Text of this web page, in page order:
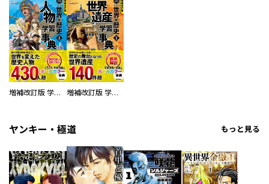
増補改訂版 学研まんが NEW世界の歴史 別巻 人物学習事典 増補改訂版 学研まんが NEW世界の歴史 別巻 世界遺産学習事典
ヤンキー・極道 もっと見る